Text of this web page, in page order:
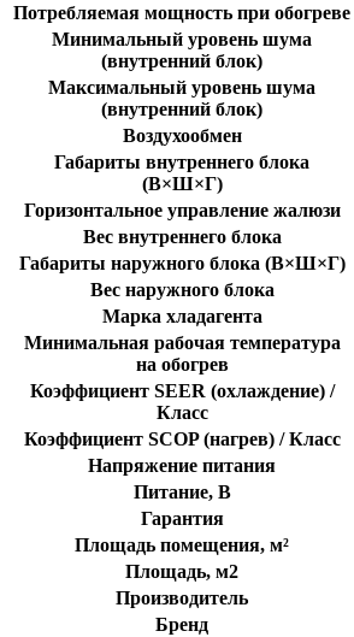
Потребляемая мощность при обогреве
Минимальный уровень шума
(внутренний блок)
Максимальный уровень шума
(внутренний блок)
Воздухообмен
Габариты внутреннего блока
(В×Ш×Г)
Горизонтальное управление жалюзи
Вес внутреннего блока
Габариты наружного блока (В×Ш×Г)
Вес наружного блока
Марка хладагента
Минимальная рабочая температура
на обогрев
Коэффициент SEER (охлаждение) /
Класс
Коэффициент SCOP (нагрев) / Класс
Напряжение питания
Питание, В
Гарантия
Площадь помещения, м²
Площадь, м2
Производитель
Бренд